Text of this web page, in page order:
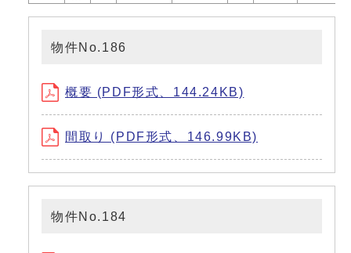
物件No.186
概要 (PDF形式、144.24KB)
間取り (PDF形式、146.99KB)
物件No.184